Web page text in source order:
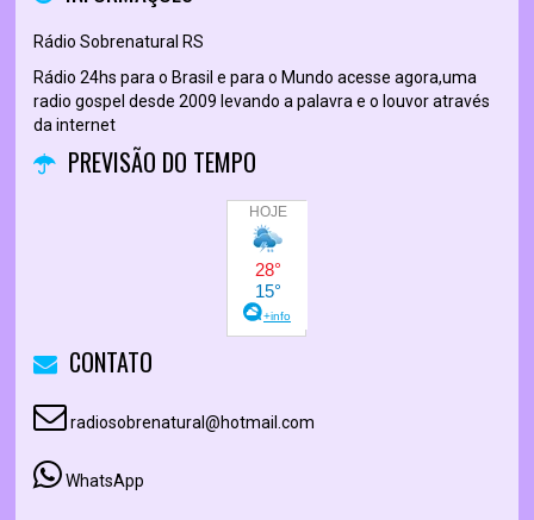
Rádio Sobrenatural RS
Rádio 24hs para o Brasil e para o Mundo acesse agora,uma
radio gospel desde 2009 levando a palavra e o louvor através
da internet
PREVISÃO DO TEMPO
CONTATO
radiosobrenatural@hotmail.com
WhatsApp